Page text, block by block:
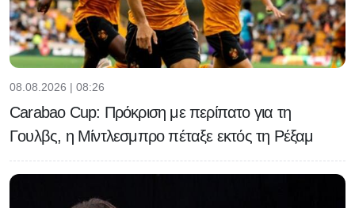
08.08.2026 | 08:26
Carabao Cup: Πρόκριση με περίπατο για τη
Γουλβς, η Μίντλεσμπρο πέταξε εκτός τη Ρέξαμ